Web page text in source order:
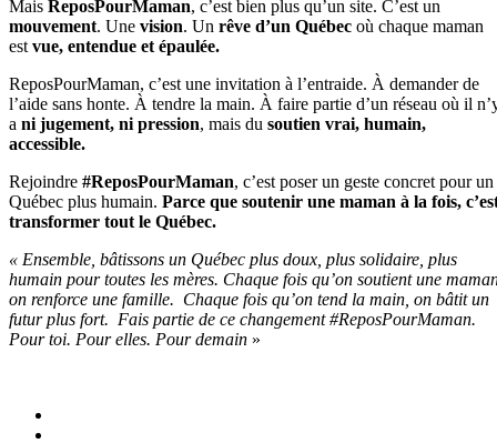
Mais ReposPourMaman, c’est bien plus qu’un site. C’est un
mouvement. Une vision. Un rêve d’un Québec où chaque maman
est vue, entendue et épaulée.
ReposPourMaman, c’est une invitation à l’entraide. À demander de
l’aide sans honte. À tendre la main. À faire partie d’un réseau où il
a ni jugement, ni pression, mais du soutien vrai, humain,
accessible.
Rejoindre #ReposPourMaman, c’est poser un geste concret pour un
Québec plus humain. Parce que soutenir une maman à la fois,
transformer tout le Québec.
« Ensemble, bâtissons un Québec plus doux, plus solidaire, plus
humain pour toutes les mères. Chaque fois qu’on soutient une
on renforce une famille. Chaque fois qu’on tend la main, on bâtit un
futur plus fort. Fais partie de ce changement #ReposPourMaman.
Pour toi. Pour elles. Pour demain »